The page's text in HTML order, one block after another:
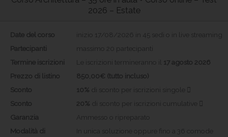
2026 – Estate
Date del corso
inizio 17/08/2026 in 45 sedi o in live streaming
Partecipanti
massimo 20 partecipanti
Termine iscrizioni
Le iscrizioni termineranno il 17 agosto 2026
Prezzo di listino
850,00€ (tutto incluso)
Sconto
10% di sconto per iscrizioni singole
Sconto
20% di sconto per iscrizioni cumulative
Garanzia
Ammesso o ripreparato
Modalità di
In unica soluzione oppure fino a 36 comode